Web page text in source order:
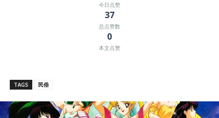
今日点赞
37
总点赞数
0
本文点赞
TAGS 民俗